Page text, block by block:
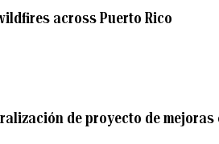
across Puerto Rico
de proyecto de